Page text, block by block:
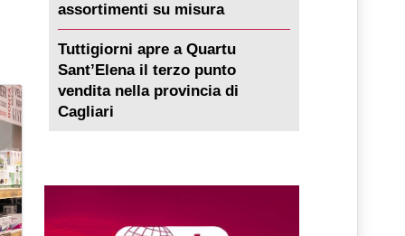
assortimenti su misura
Tuttigiorni apre a Quartu
Sant’Elena il terzo punto
vendita nella provincia di
Cagliari